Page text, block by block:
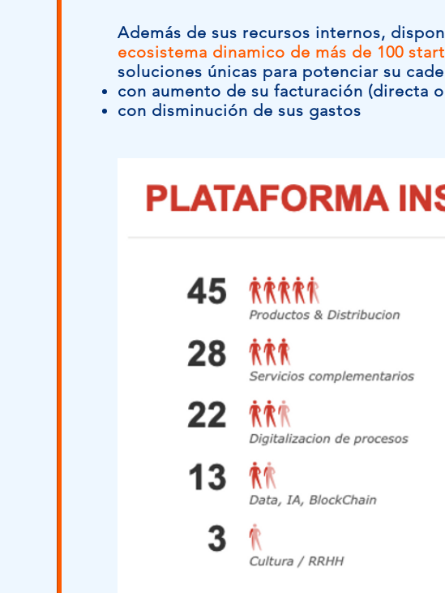
Además de sus recursos internos,
ecosistema dinamico de más de 100
soluciones únicas para potenciar su
con aumento de su facturación (directa
con disminución de sus gastos